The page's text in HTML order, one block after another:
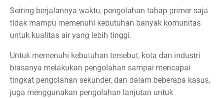
Seiring berjalannya waktu, pengolahan tahap primer saja
tidak mampu memenuhi kebutuhan banyak komunitas
untuk kualitas air yang lebih tinggi.
Untuk memenuhi kebutuhan tersebut, kota dan industri
biasanya melakukan pengolahan sampai mencapai
tingkat pengolahan sekunder, dan dalam beberapa kasus,
juga menggunakan pengolahan lanjutan untuk